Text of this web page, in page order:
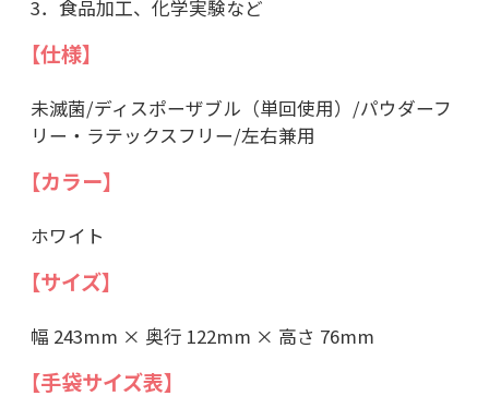
3．食品加工、化学実験など
【仕様】
未滅菌/ディスポーザブル（単回使用）/パウダーフ
リー・ラテックスフリー/左右兼用
【カラー】
ホワイト
【サイズ】
幅 243mm × 奥行 122mm × 高さ 76mm
【手袋サイズ表】